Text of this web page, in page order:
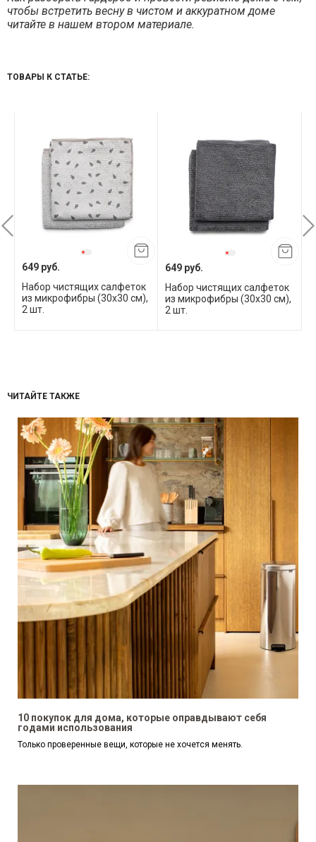
чтобы встретить весну в чистом и аккуратном доме
читайте в нашем втором материале.
ТОВАРЫ К СТАТЬЕ:
649 руб.
Набор чистящих салфеток
из микрофибры (30x30 см),
2 шт.
649 руб.
Набор чистящих салфеток
из микрофибры (30x30 см),
2 шт.
ЧИТАЙТЕ ТАКЖЕ
10 покупок для дома, которые оправдывают себя
годами использования
Только проверенные вещи, которые не хочется менять.